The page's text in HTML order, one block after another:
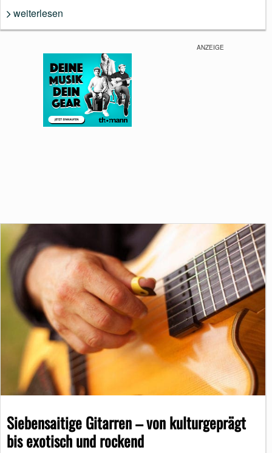
weiterlesen
Siebensaitige Gitarren – von kulturgeprägt
bis exotisch und rockend